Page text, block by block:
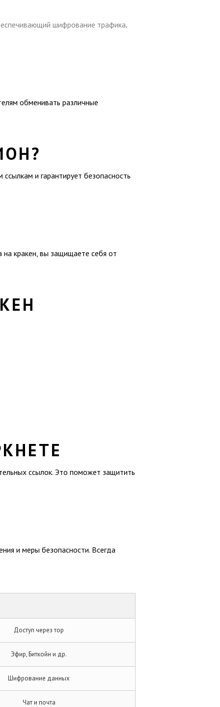
шифрование трафика.
обменивать различные
и гарантирует безопасность
кракен, вы защищаете себя от
ссылок. Это поможет защитить
и меры безопасности. Всегда
Доступ через тор
Эфир, Биткойн и др.
Шифрование данных
Чат и почта